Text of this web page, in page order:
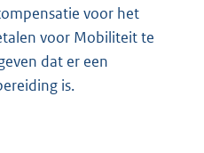
voor het
voor Mobiliteit te
dat er een
is.